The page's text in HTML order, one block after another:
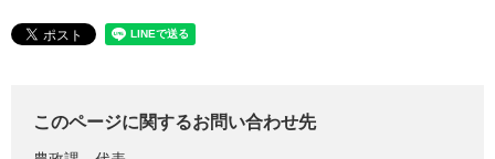
このページに関するお問い合わせ先